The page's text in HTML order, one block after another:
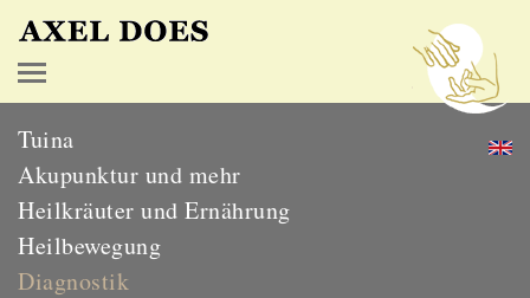
Tuina
Akupunktur und mehr
Heilkräuter und Ernährung
Heilbewegung
Diagnostik